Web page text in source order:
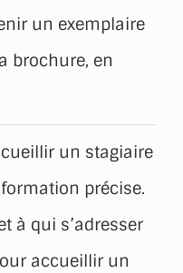
un exemplaire
brochure, en
un stagiaire
précise.
à qui s’adresser
accueillir un